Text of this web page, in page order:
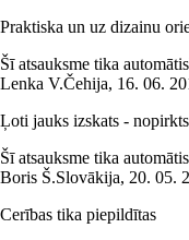
Praktiska un uz dizainu
Šī atsauksme tika
Lenka V.Čehija, 16. 06.
Ļoti jauks izskats -
Šī atsauksme tika
Boris Š.Slovākija, 20. 05.
Cerības tika piepildītas